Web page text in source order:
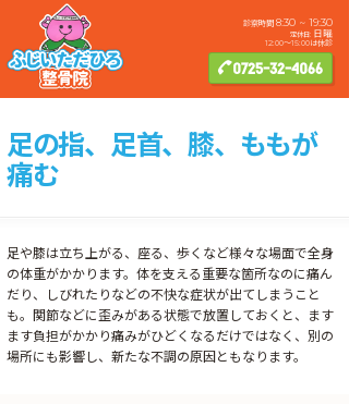
診察時間 8:30 ~ 19:30
定休日: 日曜
12:00〜15:00は休診
0725-32-4066
足の指、足首、膝、ももが
痛む
足や膝は立ち上がる、座る、歩くなど様々な場面で全身
の体重がかかります。体を支える重要な箇所なのに痛ん
だり、しびれたりなどの不快な症状が出てしまうこと
も。関節などに歪みがある状態で放置しておくと、ます
ます負担がかかり痛みがひどくなるだけではなく、別の
場所にも影響し、新たな不調の原因ともなります。